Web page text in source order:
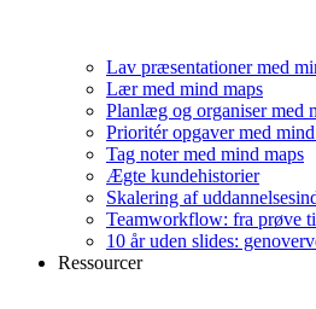
Lav præsentationer med
Lær med mind maps
Planlæg og organiser med
Prioritér opgaver med
Tag noter med mind maps
Ægte kundehistorier
Skalering af
Teamworkflow: fra prøve
10 år uden slides:
Ressourcer